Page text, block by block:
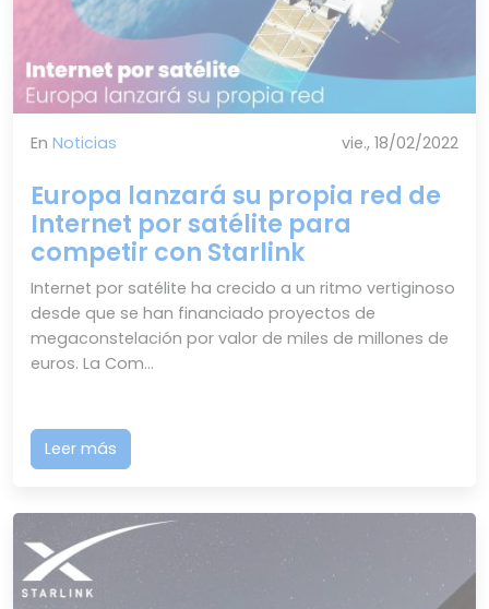
En Noticias vie., 18/02/2022
Europa lanzará su propia red de
Internet por satélite para
competir con Starlink
Internet por satélite ha crecido a un ritmo vertiginoso
desde que se han financiado proyectos de
megaconstelación por valor de miles de millones de
euros. La Com...
Leer más